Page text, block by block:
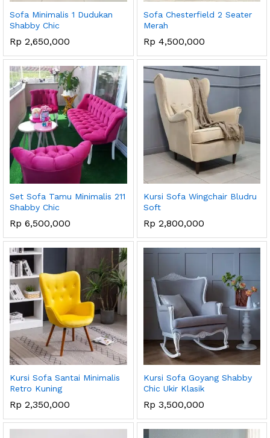
Sofa Minimalis 1 Dudukan
Shabby Chic
Rp 2,650,000
Sofa Chesterfield 2 Seater
Merah
Rp 4,500,000
Set Sofa Tamu Minimalis 211
Shabby Chic
Rp 6,500,000
Kursi Sofa Wingchair Bludru
Soft
Rp 2,800,000
Kursi Sofa Santai Minimalis
Retro Kuning
Rp 2,350,000
Kursi Sofa Goyang Shabby
Chic Ukir Klasik
Rp 3,500,000